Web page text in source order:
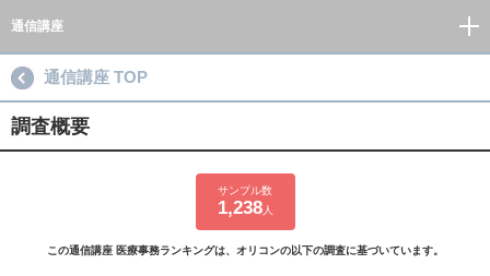
通信講座
通信講座 TOP
調査概要
サンプル数
1,238人
この通信講座 医療事務ランキングは、オリコンの以下の調査に基づいています。